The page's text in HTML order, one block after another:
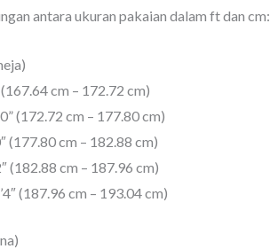
antara ukuran pakaian dalam ft dan cm:
(167.64 cm – 172.72 cm)
(172.72 cm – 177.80 cm)
(177.80 cm – 182.88 cm)
(182.88 cm – 187.96 cm)
(187.96 cm – 193.04 cm)